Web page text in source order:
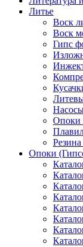
Литье
Воск
Воск
Гипс
Опоки
Опоки